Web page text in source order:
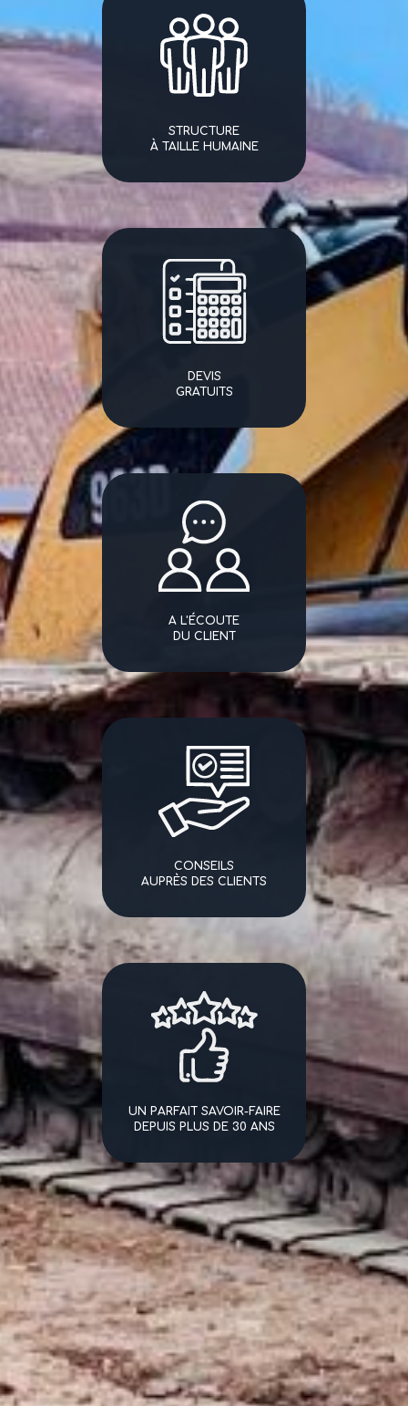
STRUCTURE
À TAILLE HUMAINE
DEVIS
GRATUITS
A L'ÉCOUTE
DU CLIENT
CONSEILS
AUPRÈS DES CLIENTS
UN PARFAIT SAVOIR-FAIRE
DEPUIS PLUS DE 30 ANS